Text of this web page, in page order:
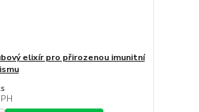
elixír pro přirozenou imunitní